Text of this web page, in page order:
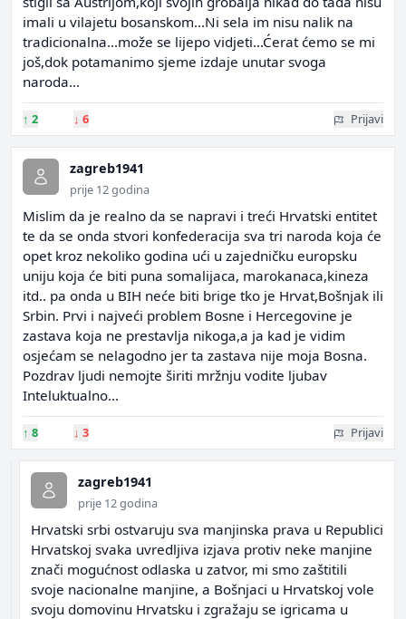
imali u vilajetu bosanskom...Ni sela im nisu nalik na
tradicionalna...može se lijepo vidjeti...Ćerat ćemo se mi
još,dok potamanimo sjeme izdaje unutar svoga
naroda...
↑ 2 ↓ 6 Prijavi
zagreb1941
prije 12 godina
Mislim da je realno da se napravi i treći Hrvatski entitet
te da se onda stvori konfederacija sva tri naroda koja će
opet kroz nekoliko godina ući u zajedničku europsku
uniju koja će biti puna somalijaca, marokanaca,kineza
itd.. pa onda u BIH neće biti brige tko je Hrvat,Bošnjak ili
Srbin. Prvi i najveći problem Bosne i Hercegovine je
zastava koja ne prestavlja nikoga,a ja kad je vidim
osjećam se nelagodno jer ta zastava nije moja Bosna.
Pozdrav ljudi nemojte širiti mržnju vodite ljubav
Inteluktualno...
↑ 8 ↓ 3 Prijavi
zagreb1941
prije 12 godina
Hrvatski srbi ostvaruju sva manjinska prava u Republici
Hrvatskoj svaka uvredljiva izjava protiv neke manjine
znači mogućnost odlaska u zatvor, mi smo zaštitili
svoje nacionalne manjine, a Bošnjaci u Hrvatskoj vole
svoju domovinu Hrvatsku i zgražaju se igricama u